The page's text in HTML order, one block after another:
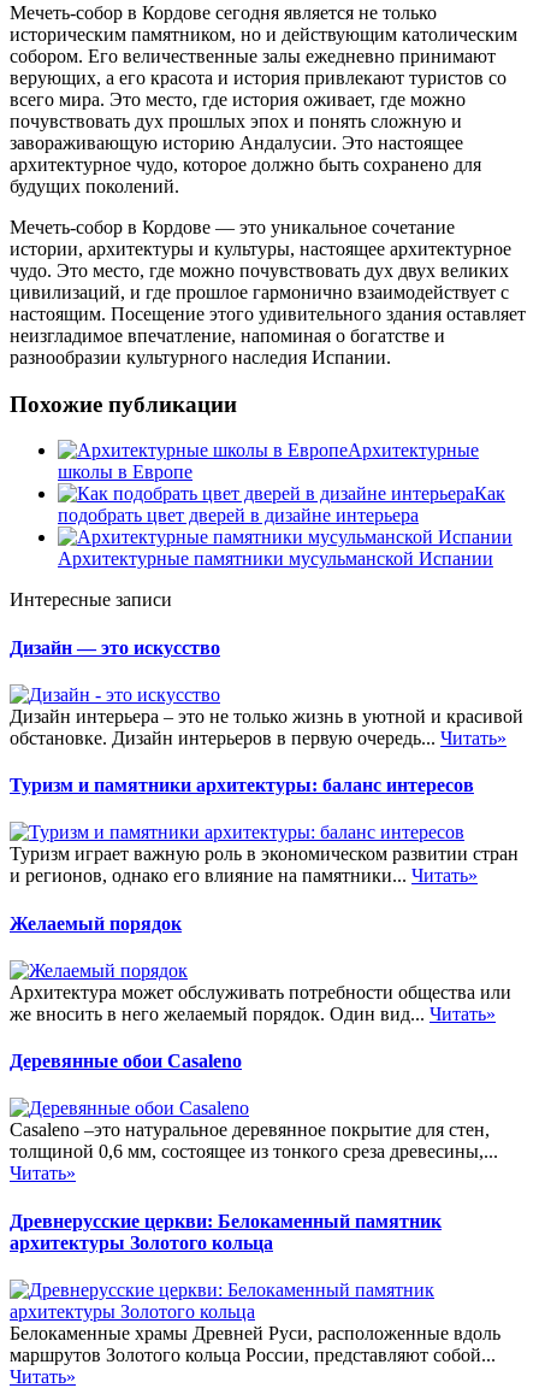
Мечеть-собор в Кордове сегодня является не только
историческим памятником, но и действующим католическим
собором. Его величественные залы ежедневно принимают
верующих, а его красота и история привлекают туристов со
всего мира. Это место, где история оживает, где можно
почувствовать дух прошлых эпох и понять сложную и
завораживающую историю Андалусии. Это настоящее
архитектурное чудо, которое должно быть сохранено для
будущих поколений.
Мечеть-собор в Кордове — это уникальное сочетание
истории, архитектуры и культуры, настоящее архитектурное
чудо. Это место, где можно почувствовать дух двух великих
цивилизаций, и где прошлое гармонично взаимодействует с
настоящим. Посещение этого удивительного здания оставляет
неизгладимое впечатление, напоминая о богатстве и
разнообразии культурного наследия Испании.
Похожие публикации
Архитектурные
школы в Европе
Как
подобрать цвет дверей в дизайне интерьера
Архитектурные памятники мусульманской Испании
Интересные записи
Дизайн — это искусство
Дизайн интерьера – это не только жизнь в уютной и красивой
обстановке. Дизайн интерьеров в первую очередь... Читать»
Туризм и памятники архитектуры: баланс интересов
Туризм играет важную роль в экономическом развитии стран
и регионов, однако его влияние на памятники... Читать»
Желаемый порядок
Архитектура может обслуживать потребности общества или
же вносить в него желаемый порядок. Один вид... Читать»
Деревянные обои Casaleno
Casaleno –это натуральное деревянное покрытие для стен,
толщиной 0,6 мм, состоящее из тонкого среза древесины,...
Читать»
Древнерусские церкви: Белокаменный памятник
архитектуры Золотого кольца
Белокаменные храмы Древней Руси, расположенные вдоль
маршрутов Золотого кольца России, представляют собой...
Читать»